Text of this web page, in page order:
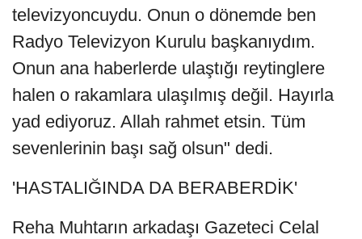
televizyoncuydu. Onun o dönemde ben
Radyo Televizyon Kurulu başkanıydım.
Onun ana haberlerde ulaştığı reytinglere
halen o rakamlara ulaşılmış değil. Hayırla
yad ediyoruz. Allah rahmet etsin. Tüm
sevenlerinin başı sağ olsun" dedi.
'HASTALIĞINDA DA BERABERDİK'
Reha Muhtarın arkadaşı Gazeteci Celal